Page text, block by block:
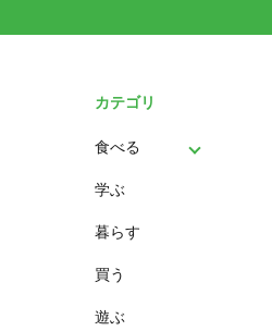
カテゴリ
食べる
パン
スイーツ
学ぶ
暮らす
買う
遊ぶ